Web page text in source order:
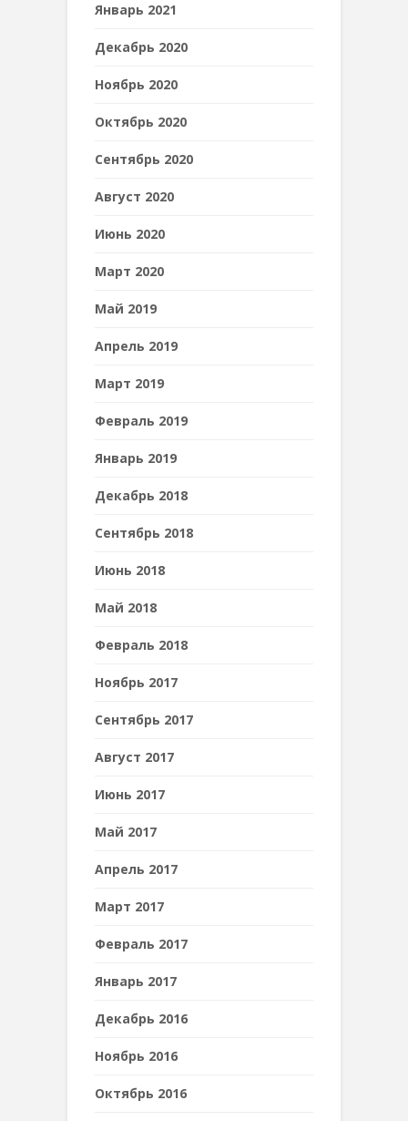
Январь 2021
Декабрь 2020
Ноябрь 2020
Октябрь 2020
Сентябрь 2020
Август 2020
Июнь 2020
Март 2020
Май 2019
Апрель 2019
Март 2019
Февраль 2019
Январь 2019
Декабрь 2018
Сентябрь 2018
Июнь 2018
Май 2018
Февраль 2018
Ноябрь 2017
Сентябрь 2017
Август 2017
Июнь 2017
Май 2017
Апрель 2017
Март 2017
Февраль 2017
Январь 2017
Декабрь 2016
Ноябрь 2016
Октябрь 2016